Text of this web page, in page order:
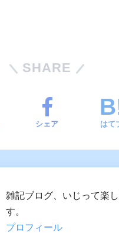
SHARE
シェア はて
雑記ブログ、いじって楽
す。
プロフィール